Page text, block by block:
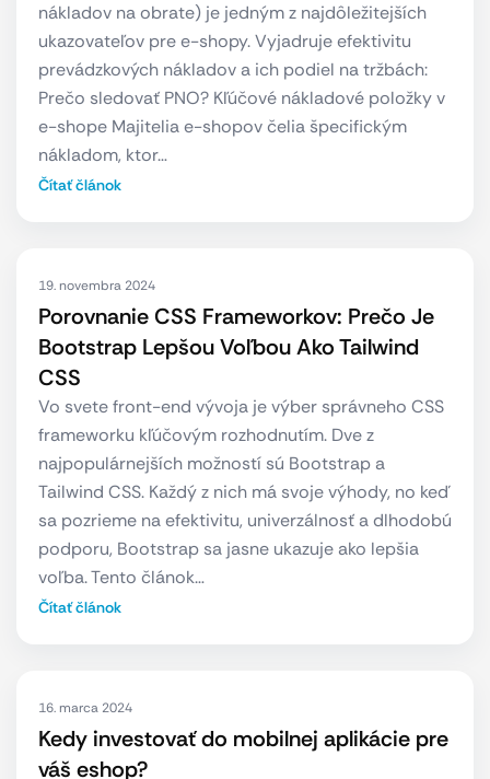
nákladov na obrate) je jedným z najdôležitejších
ukazovateľov pre e-shopy. Vyjadruje efektivitu
prevádzkových nákladov a ich podiel na tržbách:
Prečo sledovať PNO? Kľúčové nákladové položky v
e-shope Majitelia e-shopov čelia špecifickým
nákladom, ktor…
Čítať článok
19. novembra 2024
Porovnanie CSS Frameworkov: Prečo Je
Bootstrap Lepšou Voľbou Ako Tailwind
CSS
Vo svete front-end vývoja je výber správneho CSS
frameworku kľúčovým rozhodnutím. Dve z
najpopulárnejších možností sú Bootstrap a
Tailwind CSS. Každý z nich má svoje výhody, no keď
sa pozrieme na efektivitu, univerzálnosť a dlhodobú
podporu, Bootstrap sa jasne ukazuje ako lepšia
voľba. Tento článok…
Čítať článok
16. marca 2024
Kedy investovať do mobilnej aplikácie pre
váš eshop?